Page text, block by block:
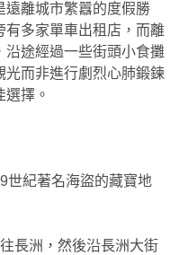
遠離城市繁囂的度假勝
有多家單車出租店，而離
沿途經過一些街頭小食攤
而非進行劇烈心肺鍛鍊
擇。
世紀著名海盜的藏寶地
長洲，然後沿長洲大街